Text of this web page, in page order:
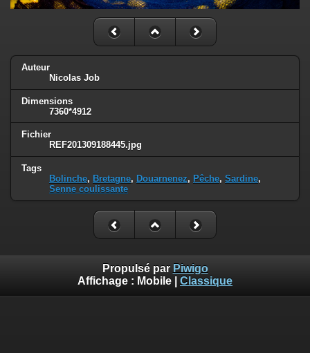
Auteur
Nicolas Job
Dimensions
7360*4912
Fichier
REF201309188445.jpg
Tags
Bolinche, Bretagne, Douarnenez, Pêche, Sardine,
Senne coulissante
Propulsé par Piwigo
Affichage : Mobile Classique